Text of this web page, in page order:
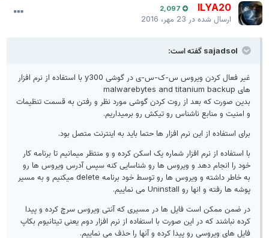
ILYA20
ارسال شده در23 مهر، 2016
sajadsol گفته است:
غیر فعال کردن ویروس س-ک-س-ی در گوشی y300 با استفاده از نرم افزار
های malwarebytes and titanium backup
بدین صورت که بعد از روت کردن گوشی مورد نظر و رفتن به قسمت تنظیمات
و امنیت و منابع ناشناس رو تیکش رو برمیداریم.
برای استفاده از این نرم افزار ها حتما باید به اینترنت متصل بود.
با استفاده از نرم افزار شماره یک اسکن کرده و و منتظر میمانیم تا برنامه کار
خود را انجام دهد و ویروس ها رو شناسایی کنه سپس آدرس ویروس ها رو
به خاطر داشته و ویروس ها رو توسط خود برنامه delete میکنیم و به مسیر
پوشه ها رفته و انها رو Uninstall می نماییم.
در ضمن ممکن است فایل ها در مسیری که آنتی ویروس سرچ کرده و پیدا
کرده نباشند که در این صورت با استفاده از نرم افزار دوم یعنی تیتانیوم بکاپ
فایل های ویروسی رو پیدا کرده و آنها را حذف می نماییم.